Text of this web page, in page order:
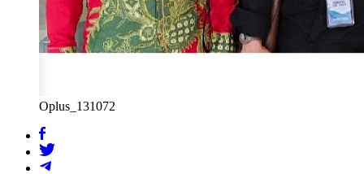
Oplus_131072